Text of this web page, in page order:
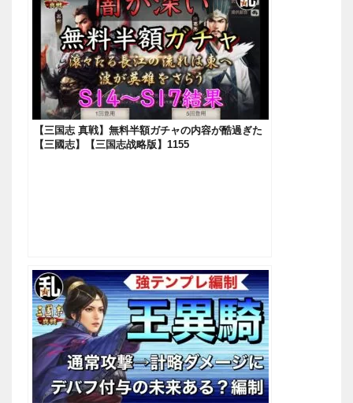
【三国志 真戦】無料半額ガチャの内容が酷過ぎた
【三國志】【三国志战略版】1155